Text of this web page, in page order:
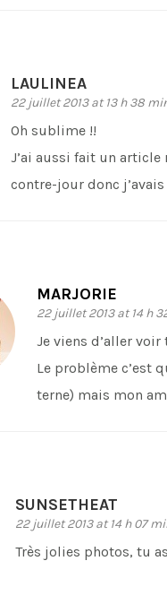
LAULINEA
22 juillet 2013 at 13 h 38
Oh sublime !!
J’ai aussi fait un
contre-jour donc
MARJORIE
22 juillet 2013 at 14 h
Je viens d’aller
Le problème c’est
terne) mais mon
SUNSETHEAT
22 juillet 2013 at 14 h 07
Très jolies photos, tu